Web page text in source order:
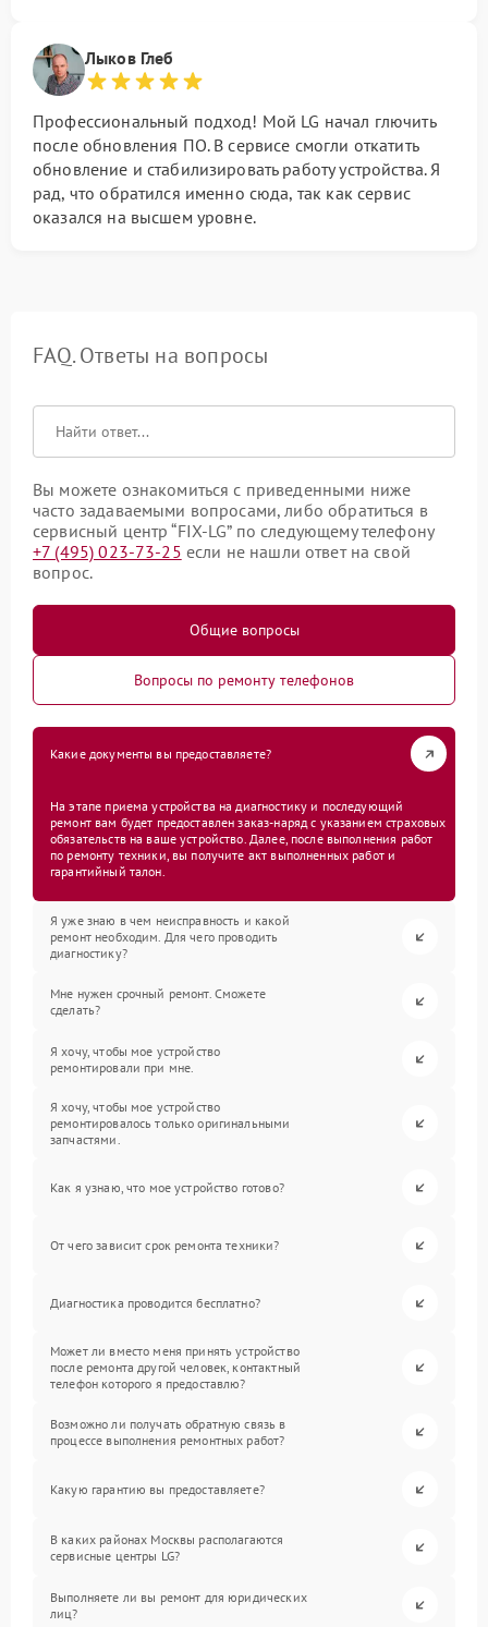
Лыков Глеб
Профессиональный подход! Мой LG начал глючить
после обновления ПО. В сервисе смогли откатить
обновление и стабилизировать работу устройства. Я
рад, что обратился именно сюда, так как сервис
оказался на высшем уровне.
FAQ. Ответы на вопросы
Вы можете ознакомиться с приведенными ниже
часто задаваемыми вопросами, либо обратиться в
сервисный центр “FIX-LG” по следующему телефону
+7 (495) 023-73-25 если не нашли ответ на свой
вопрос.
Общие вопросы
Вопросы по ремонту телефонов
Какие документы вы предоставляете?
На этапе приема устройства на диагностику и последующий
ремонт вам будет предоставлен заказ-наряд с указанием страховых
обязательств на ваше устройство. Далее, после выполнения работ
по ремонту техники, вы получите акт выполненных работ и
гарантийный талон.
Я уже знаю в чем неисправность и какой
ремонт необходим. Для чего проводить
диагностику?
Мне нужен срочный ремонт. Сможете
сделать?
Я хочу, чтобы мое устройство
ремонтировали при мне.
Я хочу, чтобы мое устройство
ремонтировалось только оригинальными
запчастями.
Как я узнаю, что мое устройство готово?
От чего зависит срок ремонта техники?
Диагностика проводится бесплатно?
Может ли вместо меня принять устройство
после ремонта другой человек, контактный
телефон которого я предоставлю?
Возможно ли получать обратную связь в
процессе выполнения ремонтных работ?
Какую гарантию вы предоставляете?
В каких районах Москвы располагаются
сервисные центры LG?
Выполняете ли вы ремонт для юридических
лиц?